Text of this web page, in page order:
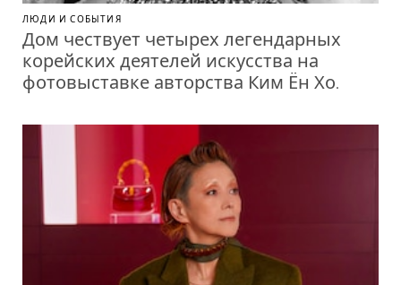
ЛЮДИ И СОБЫТИЯ
Дом чествует четырех легендарных
корейских деятелей искусства на
фотовыставке авторства Ким Ён Хо.